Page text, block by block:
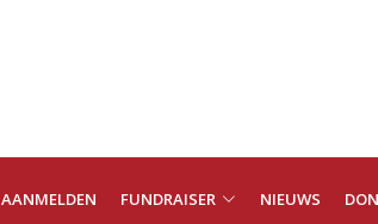
AANMELDEN FUNDRAISER NIEUWS